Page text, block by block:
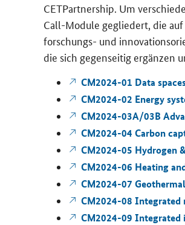
CETPartnership. Um
Call-​Module ge­glie­dert, die
forschungs-​ und
die sich ge­gen­sei­tig er­gän­zen
CM2024-​01 Data
CM2024-​02 Energy
CM2024-​03A/03B
CM2024-​04 Carbon
CM2024-​05 Hydrogen
CM2024-​06 Heating
CM2024-​07
CM2024-​08 Integrated
CM2024-​09 Integrated